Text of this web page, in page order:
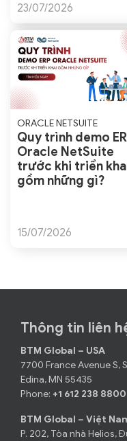
23/07/2026
ORACLE NETSUITE
Quy trình demo
Oracle NetSuite
trước khi triển
gồm những gì?
15/07/2026
Thông tin liên
BTM Global – USA
7700 France Avenue S,
Edina, MN 55435
Phone: +1 612 238 8800
BTM Global – Việt
P. 202, Tòa nhà Helios,